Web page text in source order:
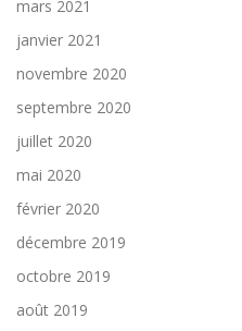
mars 2021
janvier 2021
novembre 2020
septembre 2020
juillet 2020
mai 2020
février 2020
décembre 2019
octobre 2019
août 2019